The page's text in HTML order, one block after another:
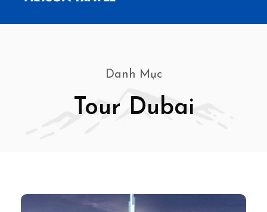
Danh Mục
Tour Dubai